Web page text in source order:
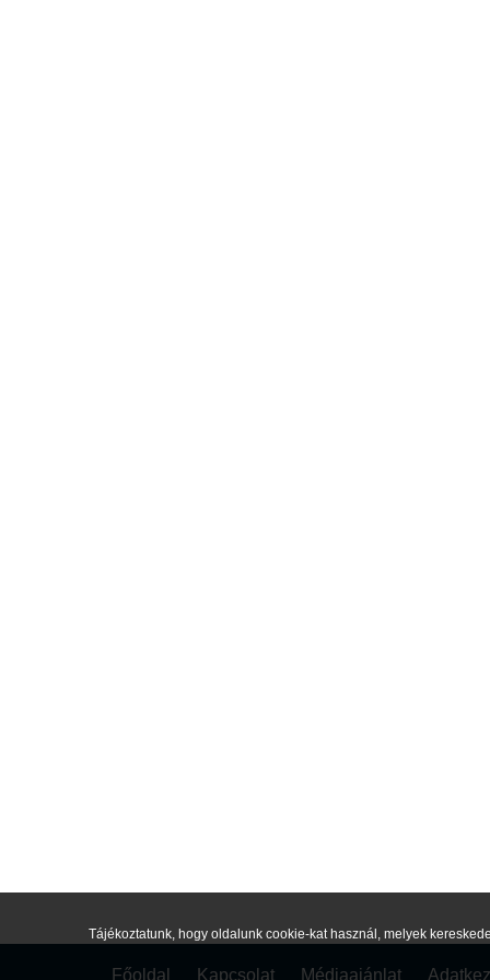
Főoldal Kapcsolat Médiaajánlat
Tájékoztatunk, hogy oldalunk cookie-kat használ, melyek